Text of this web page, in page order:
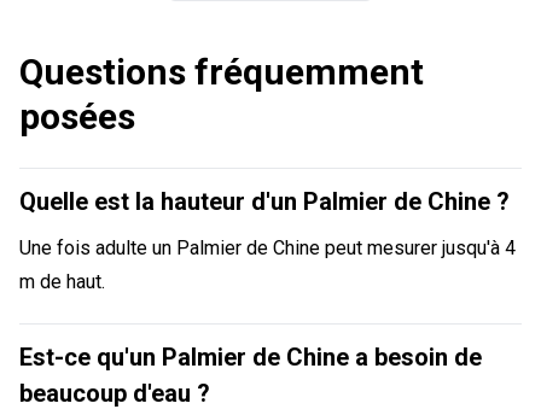
Questions fréquemment
posées
Quelle est la hauteur d'un Palmier de Chine ?
Une fois adulte un Palmier de Chine peut mesurer jusqu'à 4
m de haut.
Est-ce qu'un Palmier de Chine a besoin de
beaucoup d'eau ?